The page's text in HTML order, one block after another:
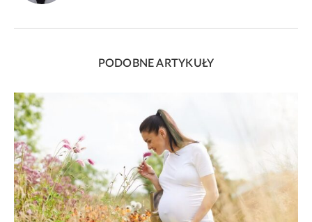
PODOBNE ARTYKUŁY